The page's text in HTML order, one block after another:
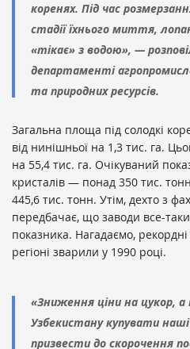
коренях. Під час
стадії їхнього миття,
«тікає» з водою», —
департаменті
та природних ресурсів.
Загальна площа під солодкі
від нинішньої на 1,3 тис. га.
на 55,4 тис. га. Очікуваний
кристалів — понад 350 тис.
445,6 тис. тонн. Утім, дехто з
передбачає, що заводи все-
показника. Нагадаємо,
регіоні зварили у 1990 році.
«Зниження ціни на цукор,
Узбекистану купувати
призвести до скорочення